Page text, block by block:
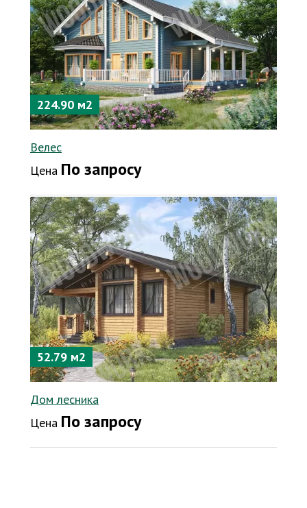
224.90 м2
Велес
Цена По запросу
52.79 м2
Дом лесника
Цена По запросу